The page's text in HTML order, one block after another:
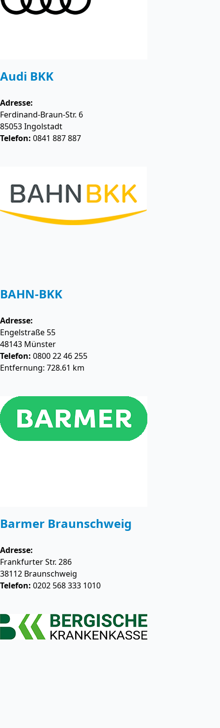
Audi BKK
Adresse:
Ferdinand-Braun-Str. 6
85053Ingolstadt
Telefon: 0841 887 887
BAHN-BKK
Adresse:
Engelstraße 55
48143 Münster
Telefon: 0800 22 46 255
Entfernung: 728.61 km
Barmer Braunschweig
Adresse:
Frankfurter Str. 286
38112 Braunschweig
Telefon: 0202 568 333 1010